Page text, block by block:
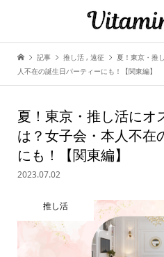
記事 推し活 , 遠征
夏！東京・推
人不在の誕生日パーティーにも！【関東編】
夏！東京・推し活にオ
は？女子会・本人不在
にも！【関東編】
2023.07.02
推し活